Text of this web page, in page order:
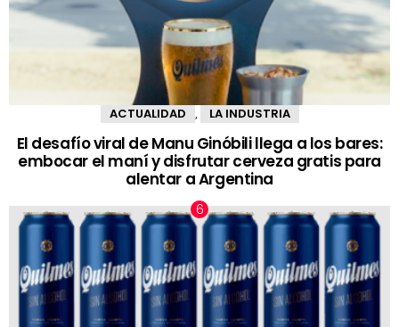
ACTUALIDAD LA INDUSTRIA
El desafío viral de Manu Ginóbili llega a los bares:
embocar el maní y disfrutar cerveza gratis para
alentar a Argentina